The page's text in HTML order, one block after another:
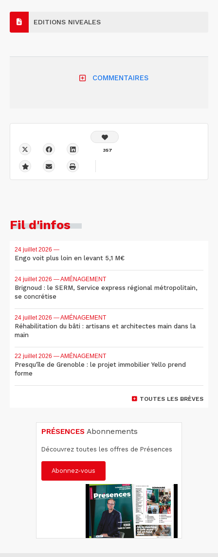
EDITIONS NIVEALES
COMMENTAIRES
357
Fil d'infos
24 juillet 2026 —
Engo voit plus loin en levant 5,1 M€
24 juillet 2026 — AMÉNAGEMENT
Brignoud : le SERM, Service express régional métropolitain,
se concrétise
24 juillet 2026 — AMÉNAGEMENT
Réhabilitation du bâti : artisans et architectes main dans la
main
22 juillet 2026 — AMÉNAGEMENT
Presqu'île de Grenoble : le projet immobilier Yello prend
forme
TOUTES LES BRÈVES
PRÉSENCES Abonnements
Découvrez toutes les offres de Présences
Abonnez-vous